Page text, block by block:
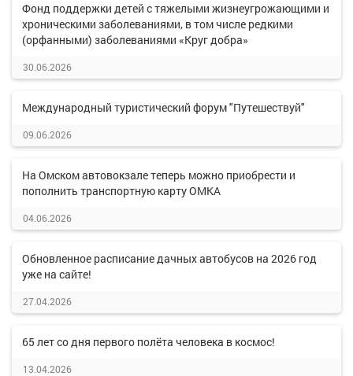
Фонд поддержки детей с тяжелыми жизнеугрожающими и
хроническими заболеваниями, в том числе редкими
(орфанными) заболеваниями «Круг добра»
30.06.2026
Международный туристический форум "Путешествуй"
09.06.2026
На Омском автовокзале теперь можно приобрести и
пополнить транспортную карту ОМКА
04.06.2026
Обновленное расписание дачных автобусов на 2026 год
уже на сайте!
27.04.2026
65 лет со дня первого полёта человека в космос!
13.04.2026